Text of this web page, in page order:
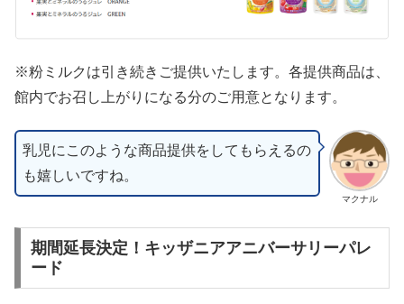
※粉ミルクは引き続きご提供いたします。各提供商品は、
館内でお召し上がりになる分のご用意となります。
マクナル
乳児にこのような商品提供をしてもらえるの
も嬉しいですね。
期間延長決定！キッザニアアニバーサリーパレ
ード